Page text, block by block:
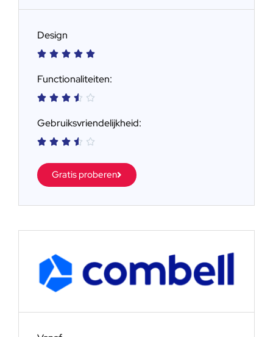
Design
    
Functionaliteiten:
    
Gebruiksvriendelijkheid:
    
Gratis proberen